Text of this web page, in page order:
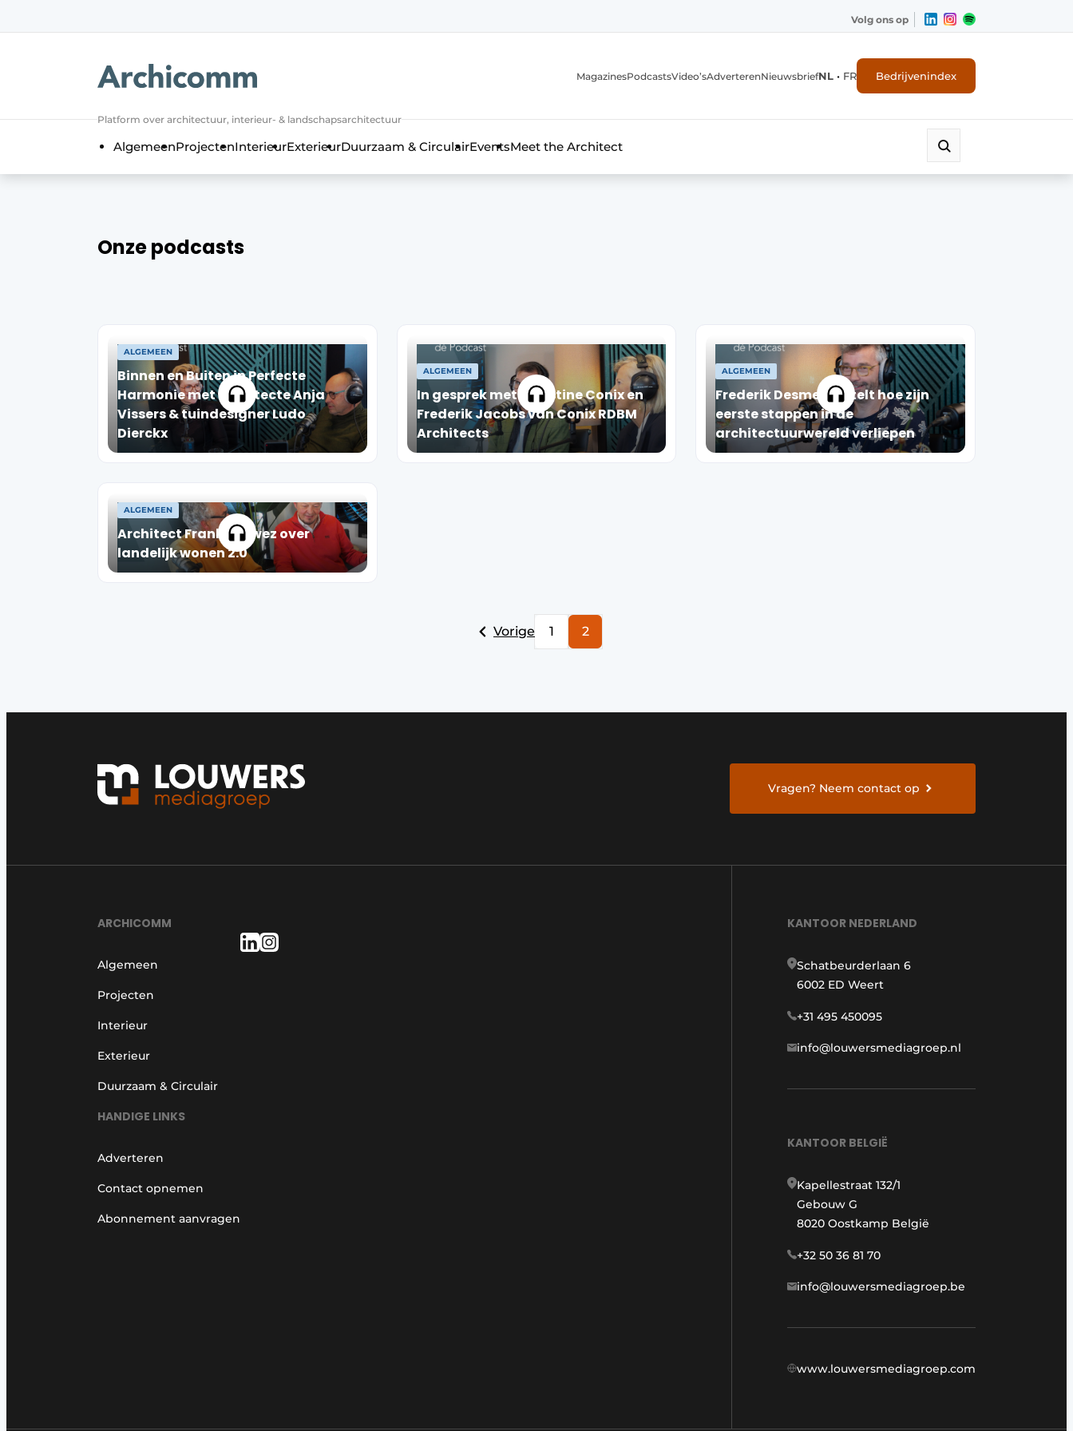
Volg ons op
Platform over architectuur, interieur- & landschapsarchitectuur
MagazinesPodcastsVideo’sAdverterenNieuwsbriefNL • FR Bedrijvenindex
AlgemeenProjectenInterieurExterieurDuurzaam & CirculairEventsMeet the Architect
Onze podcasts
ALGEMEEN
Binnen en Buiten in Perfecte
Harmonie met architecte Anja
Vissers & tuindesigner Ludo
Dierckx
ALGEMEEN
In gesprek met Christine Conix en
Frederik Jacobs van Conix RDBM
Architects
ALGEMEEN
Frederik Desmet vertelt hoe zijn
eerste stappen in de
architectuurwereld verliepen
ALGEMEEN
Architect Frank Gruwez over
landelijk wonen 2.0
Vorige 1 2
Vragen? Neem contact op
ARCHICOMM
Algemeen
Projecten
Interieur
Exterieur
Duurzaam & Circulair
HANDIGE LINKS
Adverteren
Contact opnemen
Abonnement aanvragen
KANTOOR NEDERLAND
Schatbeurderlaan 6
6002 ED Weert
+31 495 450095
info@louwersmediagroep.nl
KANTOOR BELGIË
Kapellestraat 132/1
Gebouw G
8020 Oostkamp België
+32 50 36 81 70
info@louwersmediagroep.be
www.louwersmediagroep.com